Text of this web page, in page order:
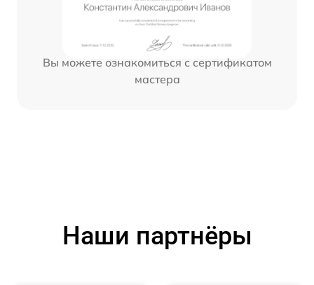
Вы можете ознакомиться с сертификатом
мастера
Наши партнёры